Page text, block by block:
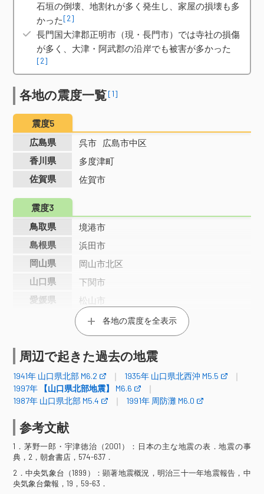
石垣の倒壊、地割れが多く発生し、家屋の損壊も多
かった [2]
長門国大津郡正明市（現・長門市）では寺社の損傷
が多く、大津・阿武郡の沿岸でも被害が多かった
[2]
各地の震度一覧[1]
震度5
広島県
呉市
広島市中区
香川県
多度津町
佐賀県
佐賀市
震度3
鳥取県
境港市
島根県
浜田市
岡山県
岡山市北区
山口県
下関市
愛媛県
松山市
高知市
福岡市
長崎県
佐世保市
熊本県
熊本市中央区
大分県
大分市
震度2
震度1
福井県
福井市
各地の震度を全表示
周辺で起きた過去の地震
1941年 山口県北部 M6.2
1935年 山口県北西沖 M5.5
1997年
【山口県北部地震】
M6.6
1987年 山口県北部 M5.4
1991年 周防灘 M6.0
参考文献
1．茅野一郎・宇津徳治（2001）：日本の主な地震の表．地震の事
典，2，朝倉書店，574-637．
2．中央気象台（1899）：顕著地震概況，明治三十一年地震報告，中
央気象台彙報，19，59-63．